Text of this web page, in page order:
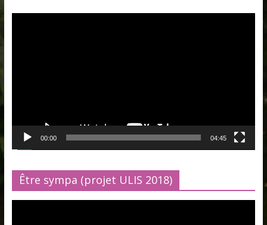
00:00 04:45
Être sympa (projet ULIS 2018)